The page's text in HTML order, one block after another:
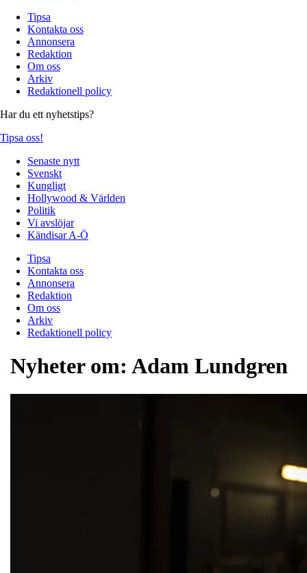
Tipsa
Kontakta oss
Annonsera
Redaktion
Om oss
Arkiv
Redaktionell policy
Har du ett nyhetstips?
Tipsa oss!
Senaste nytt
Svenskt
Kungligt
Hollywood & Världen
Politik
Vi avslöjar
Kändisar A-Ö
Tipsa
Kontakta oss
Annonsera
Redaktion
Om oss
Arkiv
Redaktionell policy
Nyheter om: Adam Lundgren